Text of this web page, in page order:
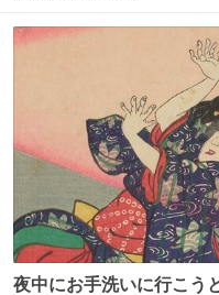
夜中にお手洗いに行こう